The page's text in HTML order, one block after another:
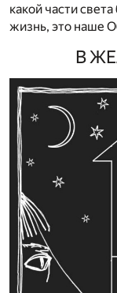
какой части
жизнь, это наше
В